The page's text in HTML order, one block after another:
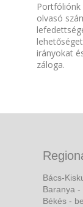
olvasó
irányokat
záloga.
Bács-
Baranya -
Békés -